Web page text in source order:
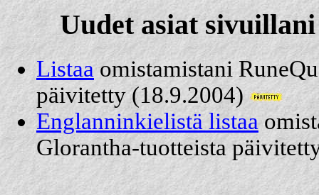
Uudet asiat sivuillani
Listaaomistamistani
päivitetty (18.9.2004)
Englanninkielistä listaa
Glorantha-tuotteista